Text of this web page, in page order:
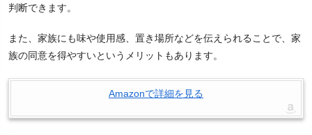
判断できます。
また、家族にも味や使用感、置き場所などを伝えられることで、家
族の同意を得やすいというメリットもあります。
Amazonで詳細を見る